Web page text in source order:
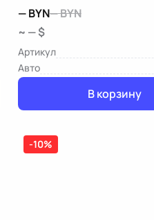
—BYN—BYN
~ — $
Артикул
Авто
В корзину
-10%